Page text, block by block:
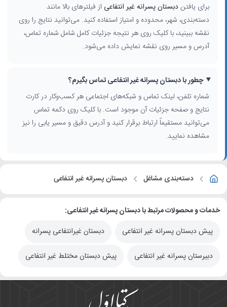
برای یافتندبستان پسرانه غیر انتفاعی از فیلترهای بالا مانند
دسته‌بندی، شهر، محدوده و امتیاز استفاده کنید. می‌توانید نتایج را روی
نقشه ببینید، با کلیک روی هر نتیجه جزئیات کامل شامل شماره تماس،
آدرس و مسیر روی نقشه نمایش داده می‌شود.
چطور با دبستان پسرانه غیر انتفاعی تماس بگیرم؟
شماره تلفن، لینک تماس و شبکه‌های اجتماعی هر کسب‌وکار در کارت
نتایج و صفحه جزئیات آن موجود است. با کلیک روی دکمه تماس
می‌توانید مستقیماً ارتباط برقرار کنید و آدرس دقیق و مسیر یابی را نیز
مشاهده نمایید.
دسته‌بندی مشاغل دبستان پسرانه غیر انتفاعی
خدمات و محصولات مرتبط با دبستان پسرانه غیر انتفاعی:
پیش دبستان پسرانه غیر انتفاعی
دبستان غیرانتفاعی پسرانه
دبیرستان پسرانه غیر انتفاعی پیش دبستان مختلط غیر انتفاعی